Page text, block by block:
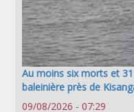
Au moins six morts et
baleinière près de
09/08/2026 - 07:29